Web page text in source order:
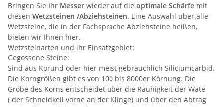
Bringen Sie Ihr Messer wieder auf die optimale Schärfe mit
diesen Wetzsteinen /Abziehsteinen. Eine Auswahl über alle
Wetzsteine, die in der Fachsprache Abziehsteine heißen,
bieten wir Ihnen hier.
Wetzsteinarten und ihr Einsatzgebiet:
Gegossene Steine:
Sind aus Korund oder hier meist gebräuchlich Siliciumcarbid.
Die Korngrößen gibt es von 100 bis 8000er Körnung. Die
Gröbe des Korns entscheidet über die Rauhigkeit der Wate
( der Schneidkeil vorne an der Klinge) und über den Abtrag